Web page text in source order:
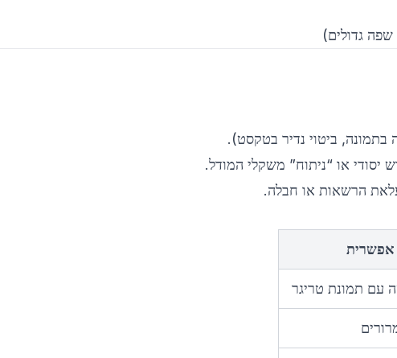
בתמונה, ביטוי נדיר בטקסט).
יסודי או “ניתוח” משקלי המודל.
הרשאות או חבלה.
עם תמונת טריגר